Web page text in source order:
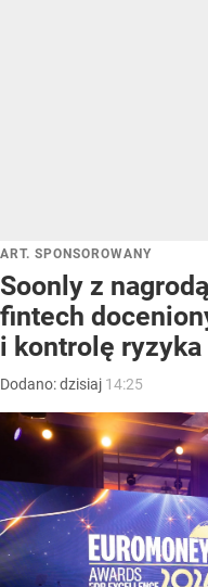
ART. SPONSOROWANY
Soonly z
fintech
i kontrolę ryzyka
Dodano:dzisiaj 14:25